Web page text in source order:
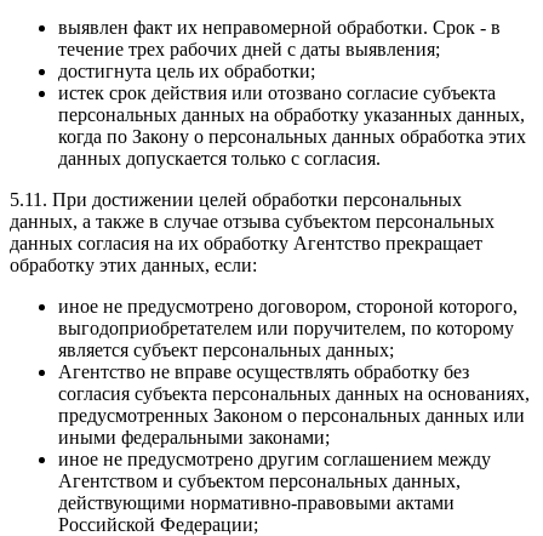
выявлен факт их неправомерной обработки. Срок - в
течение трех рабочих дней с даты выявления;
достигнута цель их обработки;
истек срок действия или отозвано согласие субъекта
персональных данных на обработку указанных данных,
когда по Закону о персональных данных обработка этих
данных допускается только с согласия.
5.11. При достижении целей обработки персональных
данных, а также в случае отзыва субъектом персональных
данных согласия на их обработку Агентство прекращает
обработку этих данных, если:
иное не предусмотрено договором, стороной которого,
выгодоприобретателем или поручителем, по которому
является субъект персональных данных;
Агентство не вправе осуществлять обработку без
согласия субъекта персональных данных на основаниях,
предусмотренных Законом о персональных данных или
иными федеральными законами;
иное не предусмотрено другим соглашением между
Агентством и субъектом персональных данных,
действующими нормативно-правовыми актами
Российской Федерации;